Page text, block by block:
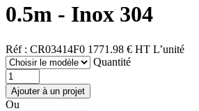
0.5m - Inox 304
Réf : CR03414F0 1771.98 € HT L’unité
Quantité
Ou